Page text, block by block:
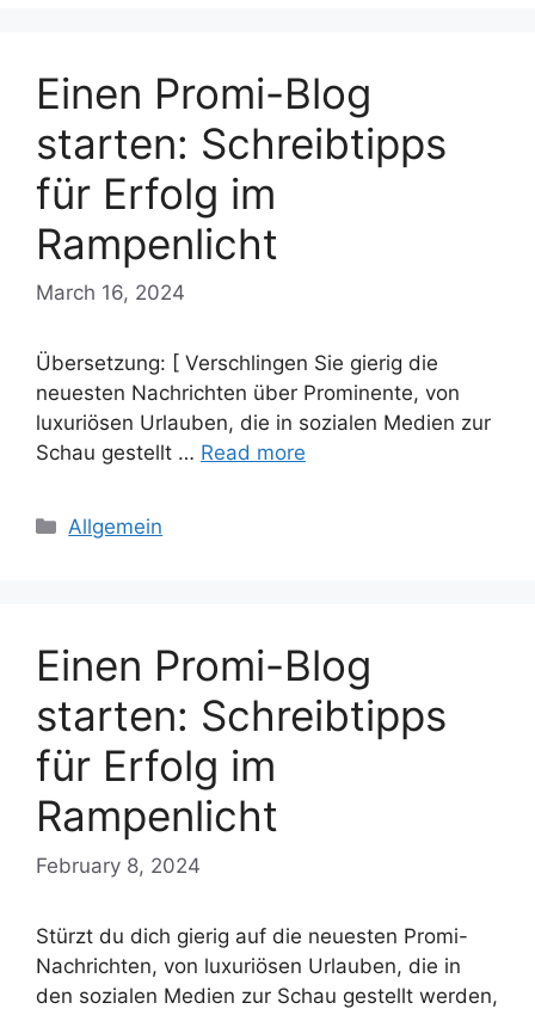
Einen Promi-Blog
starten: Schreibtipps
für Erfolg im
Rampenlicht
March 16, 2024
Übersetzung: [ Verschlingen Sie gierig die
neuesten Nachrichten über Prominente, von
luxuriösen Urlauben, die in sozialen Medien zur
Schau gestellt … Read more
Categories
Allgemein
Einen Promi-Blog
starten: Schreibtipps
für Erfolg im
Rampenlicht
February 8, 2024
Stürzt du dich gierig auf die neuesten Promi-
Nachrichten, von luxuriösen Urlauben, die in
den sozialen Medien zur Schau gestellt werden,